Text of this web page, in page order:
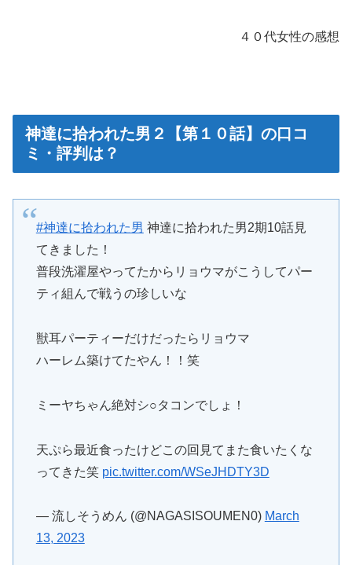
４０代女性の感想
神達に拾われた男２【第１０話】の口コ
ミ・評判は？
#神達に拾われた男 神達に拾われた男2期10話見
てきました！
普段洗濯屋やってたからリョウマがこうしてパー
ティ組んで戦うの珍しいな
獣耳パーティーだけだったらリョウマ
ハーレム築けてたやん！！笑
ミーヤちゃん絶対シ○タコンでしょ！
天ぷら最近食ったけどこの回見てまた食いたくな
ってきた笑 pic.twitter.com/WSeJHDTY3D
— 流しそうめん (@NAGASISOUMEN0) March
13, 2023